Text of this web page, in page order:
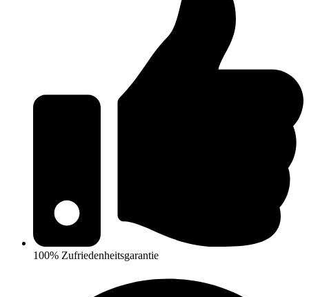
100% Zufriedenheitsgarantie